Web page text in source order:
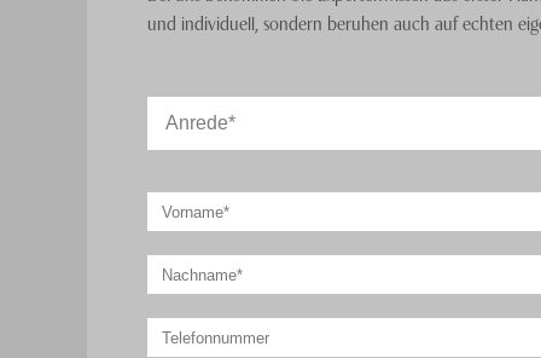
und individuell, sondern beruhen auch auf echten